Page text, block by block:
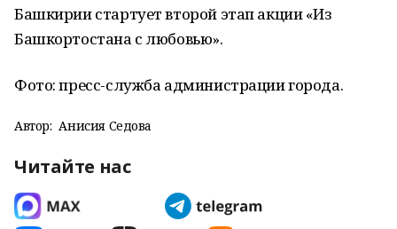
Башкирии стартует второй этап акции «Из
Башкортостана с любовью».
Фото: пресс-служба администрации города.
Автор: Анисия Седова
Читайте нас